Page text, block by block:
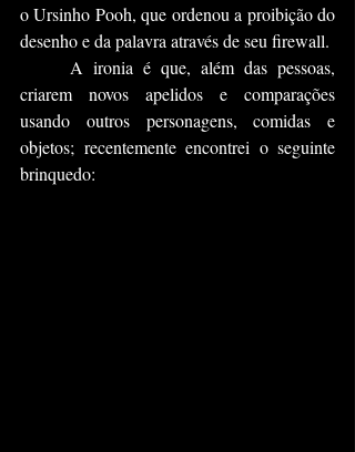
o Ursinho Pooh, que ordenou a proibição do
desenho e da palavra através de seu firewall.
criarem novos apelidos e comparações
usando outros personagens, comidas e
objetos; recentemente encontrei o seguinte
brinquedo: